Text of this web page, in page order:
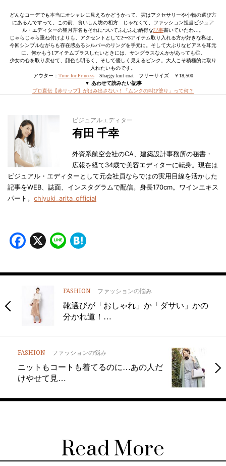
どんなコーデでも本当にオシャレに見えるかどうかって、実はアクセサリーや小物の選び方
にあるんですって。この前、食いしん坊の相方…じゃなくて、ファッション担当ビジュア
ル・エディターの望月芹名もそれについてふむふむ納得な記事書いていたわ…。
じゃらじゃら重ね付けよりも、アクセントとして2〜3アイテム取り入れる方が好きな私は、
今回シンプルながらも存在感あるシルバーのリングを手元に。そして大ぶりなピアスを耳元
に。何かもう1アイテムプラスしたいときには、サングラスなんかがあっても◎。
少女の心を取り戻せて、顔色も明るく、そして優しく見えるピンク。大人こそ積極的に取り
入れたいものです。
アウター： Time for PrincessShaggy knit coat フリーサイズ ￥18,500
▼ あわせて読みたい記事
プロ直伝【赤リップ】がはみ出さない！「ムンクの叫び塗り」って何？
ビジュアルエディター
有田 千幸
外資系航空会社のCA、建築設計事務所の秘書・
広報を経て34歳で美容エディターに転身。現在は
ビジュアル・エディターとして元会社員ならではの実用目線を活かした
記事をWEB、誌面、インスタグラムで配信。身長170cm。ワインエキス
パート。 chiyuki_arita_official
Facebook
X Line
FASHION ファッションの悩み
靴選びが「おしゃれ」か「ダサい」かの
分かれ道！…
FASHION ファッションの悩み
ニットもコートも着てるのに…あの人だ
けやせて見…
Read More